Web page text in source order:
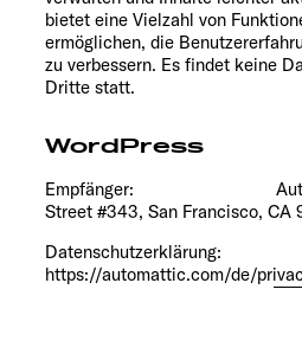
bietet eine Vielzahl von
ermöglichen, die
zu verbessern. Es findet keine
Dritte statt.
WordPress
Empfänger:
Street #343, San Francisco, CA
Datenschutzerklärung:
https://automattic.com/de/